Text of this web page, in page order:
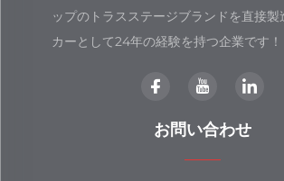
ップのトラスステージブランドを直接製
カーとして24年の経験を持つ企業です！
お問い合わせ